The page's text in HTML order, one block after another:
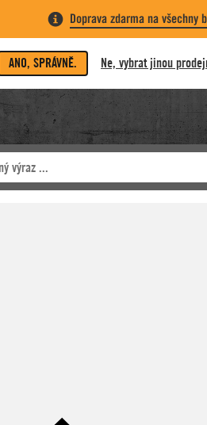
Doprava zdarma na všechny
ANO, SPRÁVNĚ. Ne, vybrat jinou